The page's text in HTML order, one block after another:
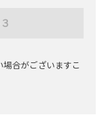
合がございますこ